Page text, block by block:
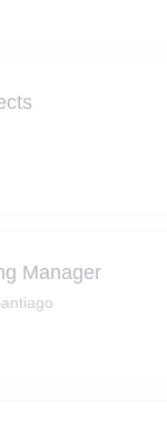
Manager